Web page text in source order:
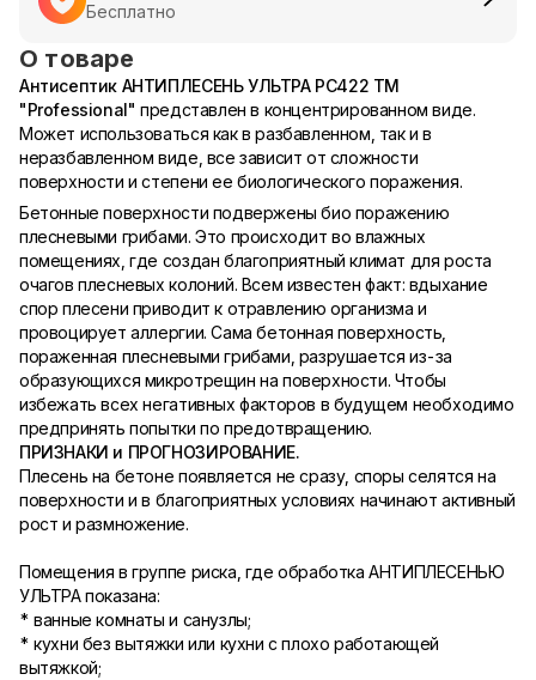
Бесплатно
О товаре
Антисептик АНТИПЛЕСЕНЬ УЛЬТРА PC422 ТМ
"Professional"представлен в концентрированном виде.
Может использоваться как в разбавленном, так и в
неразбавленном виде, все зависит от сложности
поверхности и степени ее биологического поражения.
Бетонные поверхности подвержены био поражению
плесневыми грибами. Это происходит во влажных
помещениях, где создан благоприятный климат для роста
очагов плесневых колоний. Всем известен факт: вдыхание
спор плесени приводит к отравлению организма и
провоцирует аллергии. Сама бетонная поверхность,
пораженная плесневыми грибами, разрушается из-за
образующихся микротрещин на поверхности. Чтобы
избежать всех негативных факторов в будущем необходимо
предпринять попытки по предотвращению.
ПРИЗНАКИ и ПРОГНОЗИРОВАНИЕ.
Плесень на бетоне появляется не сразу, споры селятся на
поверхности и в благоприятных условиях начинают активный
рост и размножение.
Помещения в группе риска, где обработка АНТИПЛЕСЕНЬЮ
УЛЬТРА показана:
* ванные комнаты и санузлы;
* кухни без вытяжки или кухни с плохо работающей
вытяжкой;